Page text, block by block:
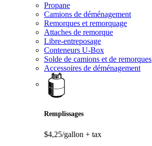
Propane
Camions de déménagement
Remorques et remorquage
Attaches de remorque
Libre-entreposage
Conteneurs U-Box
Solde de camions et de remorques
Accessoires de déménagement
Remplissages
$4,25/gallon + tax